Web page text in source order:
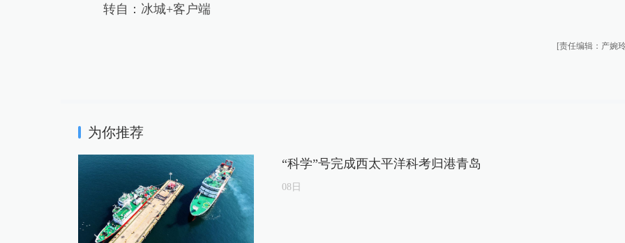
转自：冰城+客户端
[责任编辑：产婉
为你推荐
“科学”号完成西太平洋科考归港青岛
08日